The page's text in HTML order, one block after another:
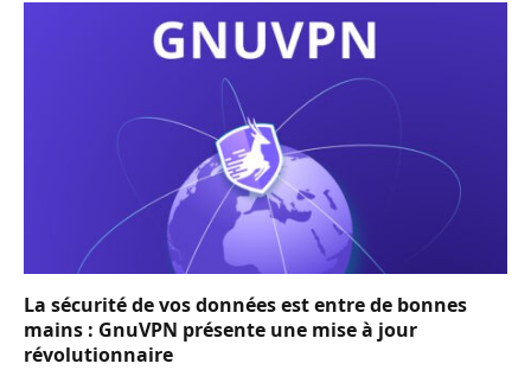
La sécurité de vos données est entre de bonnes
mains : GnuVPN présente une mise à jour
révolutionnaire